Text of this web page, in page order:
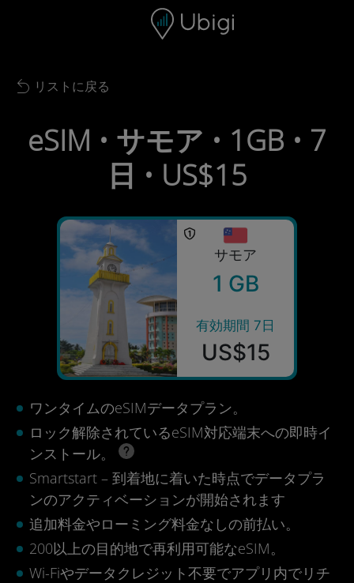
ナビゲーションバー フッター
Back to list
リストに戻る
eSIM • サモア • 1GB • 7
日 • US$15
サモア
1 GB
有効期間 7日
US$15
ワンタイムのeSIMデータプラン。
ロック解除されているeSIM対応端末への即時イ
ンストール。
Smartstart – 到着地に着いた時点でデータプラ
ンのアクティベーションが開始されます
追加料金やローミング料金なしの前払い。
200以上の目的地で再利用可能なeSIM。
Wi-Fiやデータクレジット不要でアプリ内でリチ